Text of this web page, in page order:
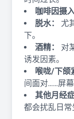
咖啡因摄
脱水：
尤
下。
酒精：
对
诱发因素。
喉咙/下颌
间面对……屏幕
其他月经症
都会扰乱日常